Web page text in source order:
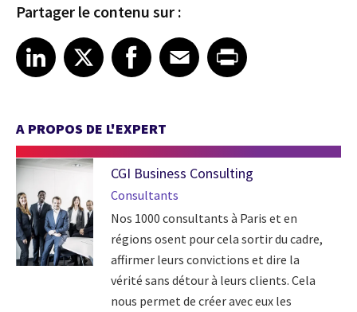
Partager le contenu sur :
Share article on LinkedIn
LinkedIn
Share article on XShare article on Facebook
Facebook
Share article on Email
EmailShare article on Print
A PROPOS DE L'EXPERT
CGI Business Consulting
Consultants
Nos 1000 consultants à Paris et en
régions osent pour cela sortir du cadre,
affirmer leurs convictions et dire la
vérité sans détour à leurs clients. Cela
nous permet de créer avec eux les